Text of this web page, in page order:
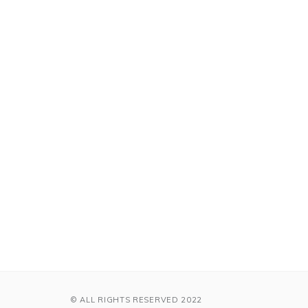
© ALL RIGHTS RESERVED 2022